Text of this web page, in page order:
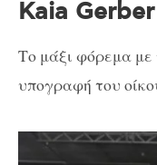
Kaia Gerber
Το μάξι φόρεμα με
υπογραφή του